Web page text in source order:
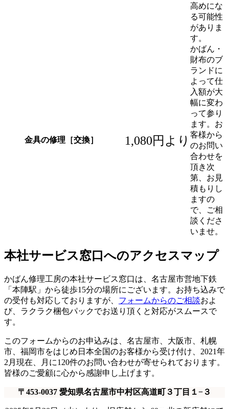
高めにな
る可能性
がありま
す。
金具の修理［交換］ 1,080円より
かばん・
財布のブ
ランドに
よって仕
入額が大
幅に変わ
って参り
ます。お
客様から
のお問い
合わせを
頂き次
第、お見
積もりし
ますの
で、ご相
談くださ
いませ。
本社サービス窓口へのアクセスマップ
かばん修理工房の本社サービス窓口は、名古屋市営地下鉄
「本陣駅」から徒歩15分の場所にございます。お持ち込みで
の受付も対応しておりますが、 フォームからのご相談およ
び、ラクラク梱包パックでお送り頂くと対応がスムースで
す。
このフォームからのお申込みは、名古屋市、大阪市、札幌
市、福岡市をはじめ日本全国のお客様から受け付け、2021年
2月現在、月に120件のお問い合わせが寄せられております。
皆様のご愛顧に心から感謝申し上げます。
〒453-0037 愛知県名古屋市中村区高道町３丁目１−３